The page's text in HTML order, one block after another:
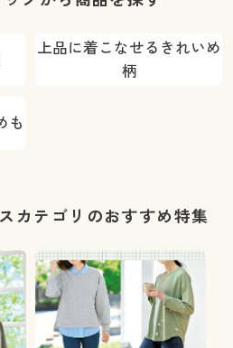
上品に着こなせるきれいめ
柄
も
カテゴリのおすすめ特集